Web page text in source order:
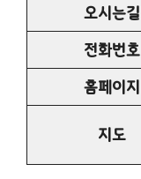
오시는길
전화번호
홈페이지
지도